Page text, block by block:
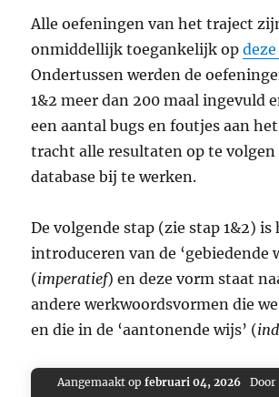
Alle oefeningen van het traject
onmiddellijk toegankelijk op
Ondertussen werden de
1&2 meer dan 200 maal ingevuld
een aantal bugs en foutjes aan
tracht alle resultaten op te volgen
database bij te werken.
De volgende stap (zie stap 1&2) is
introduceren van de ‘gebiedende
(imperatief) en deze vorm staat
andere werkwoordsvormen die
en die in de ‘aantonende wijs’ (
Aangemaakt opfebruari 04, 2026 Door